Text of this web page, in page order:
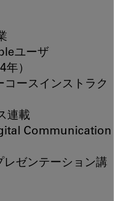
ユーザ
）
ースインストラク
連載
Communication
レゼンテーション講